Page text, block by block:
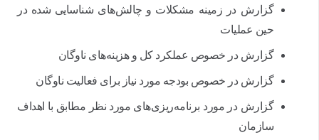
گزارش در زمینه مشکلات و چالش‌های شناسایی شده در
حین عملیات
گزارش در خصوص عملکرد کل و هزینه‌های ناوگان
گزارش در خصوص بودجه مورد نیاز برای فعالیت ناوگان
گزارش در مورد برنامه‌ریزی‌های مورد نظر مطابق با اهداف
سازمان